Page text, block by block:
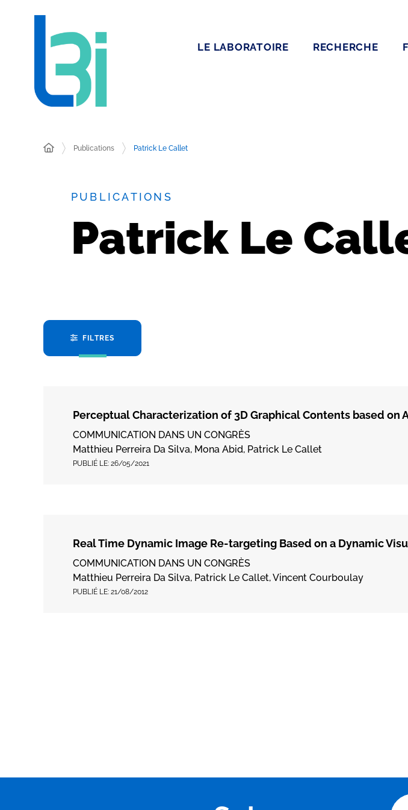
LE LABORATOIRE RECHERCHE
Publications Patrick Le Callet
PUBLICATIONS
Patrick Le
FILTRES
Perceptual Characterization of 3D Graphical Contents based
COMMUNICATION DANS UN CONGRÈS
Matthieu Perreira Da Silva, Mona Abid, Patrick Le Callet
PUBLIÉ LE: 26/05/2021
Real Time Dynamic Image Re-targeting Based on a Dynamic
COMMUNICATION DANS UN CONGRÈS
Matthieu Perreira Da Silva, Patrick Le Callet, Vincent Courboulay
PUBLIÉ LE: 21/08/2012